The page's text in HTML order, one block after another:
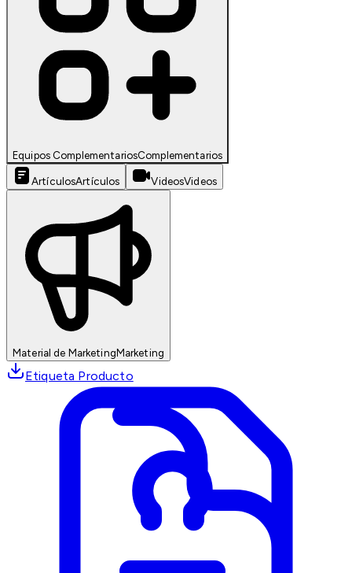
Equipos ComplementariosComplementarios
ArtículosArtículos VideosVideos
Material de MarketingMarketing
Etiqueta Producto